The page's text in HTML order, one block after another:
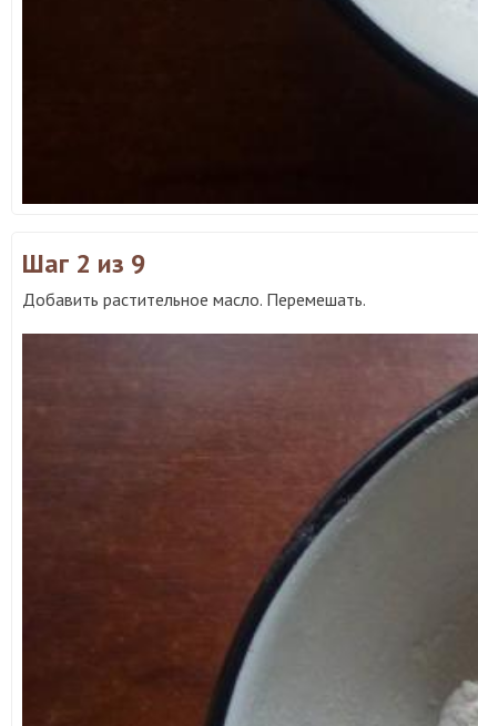
Шаг 2 из 9
Добавить растительное масло. Перемешать.